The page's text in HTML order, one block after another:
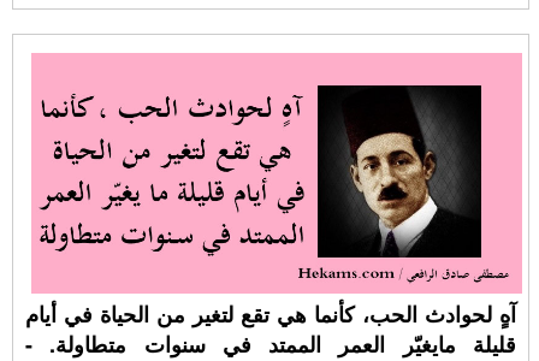
آهٍ لحوادث الحب، كأنما هي تقع لتغير من الحياة في أيام
قليلة مايغيّر العمر الممتد في سنوات متطاولة. -